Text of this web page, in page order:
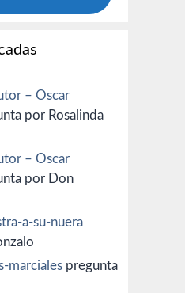
– Oscar
por Rosalinda
– Oscar
por Don
a-su-nuera
marciales pregunta